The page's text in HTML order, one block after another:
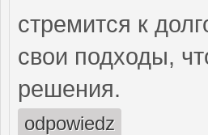
стремится к
свои подходы,
решения.
odpowiedz